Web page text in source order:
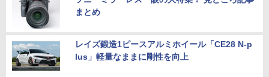
まとめ
レイズ鍛造1ピースアルミホイール「CE28 N-p
lus」軽量なままに剛性を向上